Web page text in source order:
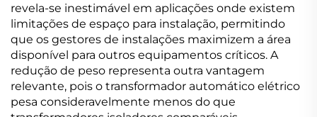
revela-se inestimável em aplicações onde existem
limitações de espaço para instalação, permitindo
que os gestores de instalações maximizem a área
disponível para outros equipamentos críticos. A
redução de peso representa outra vantagem
relevante, pois o transformador automático elétrico
pesa consideravelmente menos do que